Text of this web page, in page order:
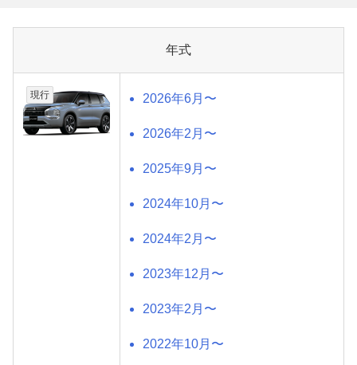
年式
現行 2026年6月〜
2026年2月〜
2025年9月〜
2024年10月〜
2024年2月〜
2023年12月〜
2023年2月〜
2022年10月〜